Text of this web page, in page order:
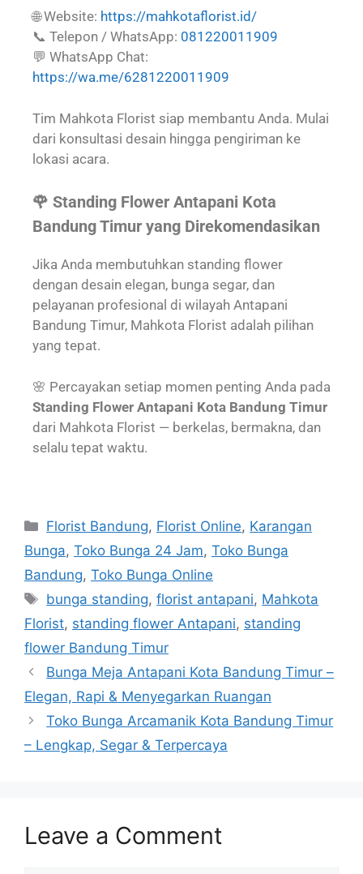
🌐 Website: https://mahkotaflorist.id/
📞 Telepon / WhatsApp: 081220011909
💬 WhatsApp Chat:
https://wa.me/6281220011909
Tim Mahkota Florist siap membantu Anda. Mulai
dari konsultasi desain hingga pengiriman ke
lokasi acara.
🌹 Standing Flower Antapani Kota
Bandung Timur yang Direkomendasikan
Jika Anda membutuhkan standing flower
dengan desain elegan, bunga segar, dan
pelayanan profesional di wilayah Antapani
Bandung Timur, Mahkota Florist adalah pilihan
yang tepat.
🌸 Percayakan setiap momen penting Anda pada
Standing Flower Antapani Kota Bandung Timur
dari Mahkota Florist — berkelas, bermakna, dan
selalu tepat waktu.
Florist Bandung, Florist Online, Karangan
Bunga, Toko Bunga 24 Jam, Toko Bunga
Bandung, Toko Bunga Online
bunga standing,florist antapani, Mahkota
Florist, standing flower Antapani, standing
flower Bandung Timur
Bunga Meja Antapani Kota Bandung Timur –
Elegan, Rapi & Menyegarkan Ruangan
Toko Bunga Arcamanik Kota Bandung Timur
– Lengkap, Segar & Terpercaya
Leave a Comment